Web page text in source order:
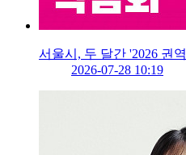
서울시, 두 달간 '2026 권
2026-07-28 10:19